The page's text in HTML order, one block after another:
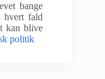
bange
hvert fald
kan blive
politik